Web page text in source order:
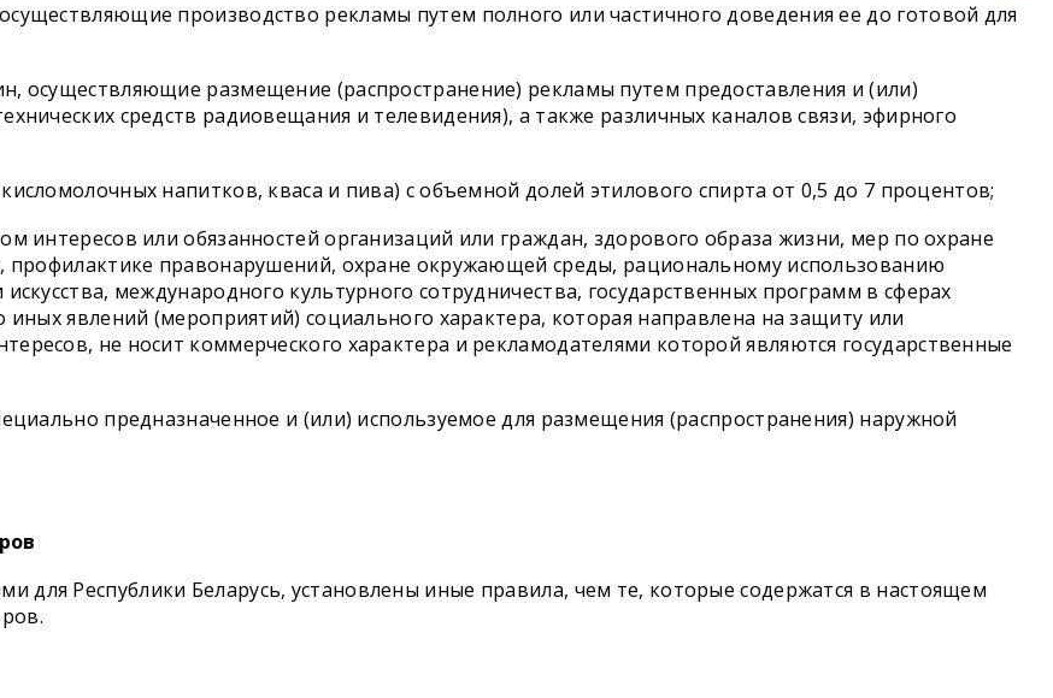
производство рекламы путем полного или частичного доведения ее до готовой для
осуществляющие размещение (распространение) рекламы путем предоставления и (или)
средств радиовещания и телевидения), а также различных каналов связи, эфирного
напитков, кваса и пива) с объемной долей этилового спирта от 0,5 до 7 процентов;
интересов или обязанностей организаций или граждан, здорового образа жизни, мер по охране
профилактике правонарушений, охране окружающей среды, рациональному использованию
международного культурного сотрудничества, государственных программ в сферах
явлений (мероприятий) социального характера, которая направлена на защиту или
не носит коммерческого характера и рекламодателями которой являются государственные
предназначенное и (или) используемое для размещения (распространения) наружной
Республики Беларусь, установлены иные правила, чем те, которые содержатся в настоящем